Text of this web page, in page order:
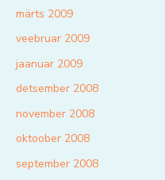
märts 2009
veebruar 2009
jaanuar 2009
detsember 2008
november 2008
oktoober 2008
september 2008